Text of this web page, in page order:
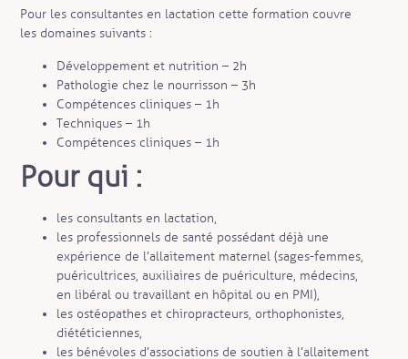
Pour les consultantes en lactation cette formation couvre
les domaines suivants :
Développement et nutrition – 2h
Pathologie chez le nourrisson – 3h
Compétences cliniques – 1h
Techniques – 1h
Compétences cliniques – 1h
Pour qui :
les consultants en lactation,
les professionnels de santé possédant déjà une
expérience de l’allaitement maternel (sages-femmes,
puéricultrices, auxiliaires de puériculture, médecins,
en libéral ou travaillant en hôpital ou en PMI),
les ostéopathes et chiropracteurs, orthophonistes,
diététiciennes,
les bénévoles d’associations de soutien à l’allaitement